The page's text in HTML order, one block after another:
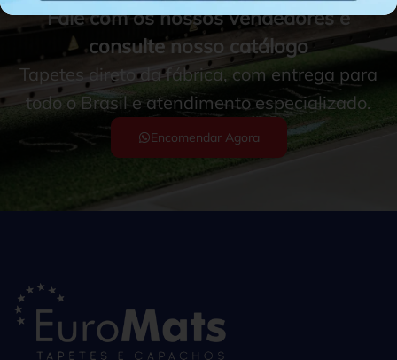
Fale com os nossos vendedores e
consulte nosso catálogo
Tapetes direto da fábrica, com entrega para
todo o Brasil e atendimento especializado.
Encomendar Agora